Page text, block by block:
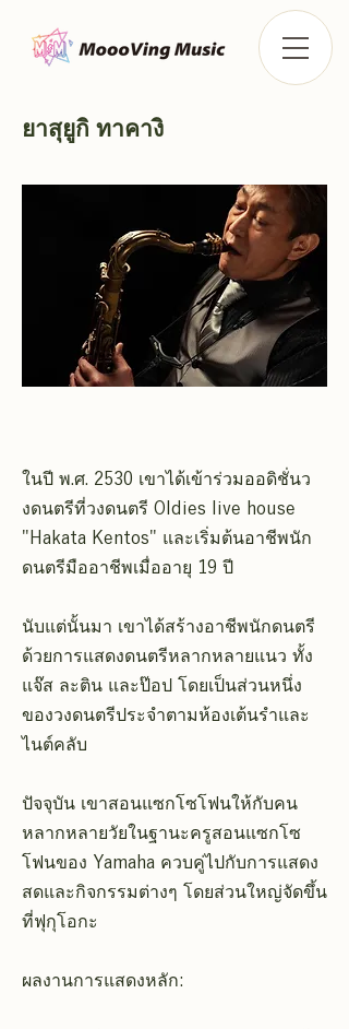
ในปี พ.ศ. 2530 เขาได้เข้าร่วมออดิชั่นว
งดนตรีที่วงดนตรี Oldies live house
"Hakata Kentos" และเริ่มต้นอาชีพนัก
ดนตรีมืออาชีพเมื่ออายุ 19 ปี
นับแต่นั้นมา เขาได้สร้างอาชีพนักดนตรี
ด้วยการแสดงดนตรีหลากหลายแนว ทั้ง
แจ๊ส ละติน และป๊อป โดยเป็นส่วนหนึ่ง
ของวงดนตรีประจำตามห้องเต้นรำและ
ไนต์คลับ
ปัจจุบัน เขาสอนแซกโซโฟนให้กับคน
หลากหลายวัยในฐานะครูสอนแซกโซ
โฟนของ Yamaha ควบคู่ไปกับการแสดง
สดและกิจกรรมต่างๆ โดยส่วนใหญ่จัดขึ้น
ที่ฟุกุโอกะ
ผลงานการแสดงหลัก:
ยาสุยูกิ ทาคางิ